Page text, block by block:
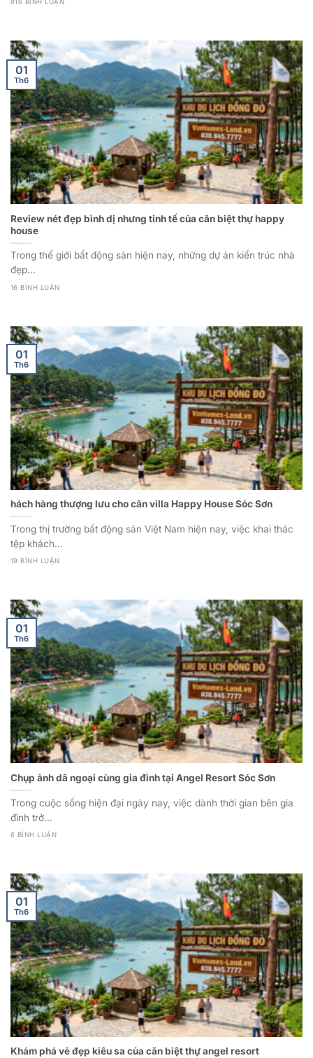
816 BÌNH LUẬN
Review nét đẹp bình dị nhưng tinh tế của căn biệt thự happy
house
Trong thế giới bất động sản hiện nay, những dự án kiến trúc nhà
đẹp...
16 BÌNH LUẬN
01
Th6
hách hàng thượng lưu cho căn villa Happy House Sóc Sơn
Trong thị trường bất động sản Việt Nam hiện nay, việc khai thác
tệp khách...
19 BÌNH LUẬN
01
Th6
Chụp ảnh dã ngoại cùng gia đình tại Angel Resort Sóc Sơn
Trong cuộc sống hiện đại ngày nay, việc dành thời gian bên gia
đình trở...
6 BÌNH LUẬN
01
Th6
Khám phá vẻ đẹp kiêu sa của căn biệt thự angel resort
01
Th6